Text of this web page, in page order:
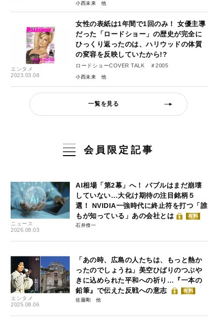
小西未来
エンタメ
2023.03.08
女性の表紙は1年間で1回のみ！ 女優主導
だった「ロードショー」の歴史が完全に
ひっくり返ったのは、ハリウッドの体質
の変容を反映していたから!?
ロードショーCOVER TALK ＃2005
小西未来
一覧を見る
会員限定記事
ニュース
2026.08.03
AI相場「第2幕」へ！ バブルはまだ崩壊
していない…大化け期待の注目銘柄５
選！ NVIDIA一強時代に終止符を打つ「誰
もが知っている」あの会社とは
有料
石井僚一
エンタメ
2025.08.06
「あの時、広島の人たちは、もっと熱か
ったのでしょうね」美空ひばりのつぶや
きに込められた平和への祈り…『一本の
鉛筆』で伝えた反戦への意志
有料
佐藤剛